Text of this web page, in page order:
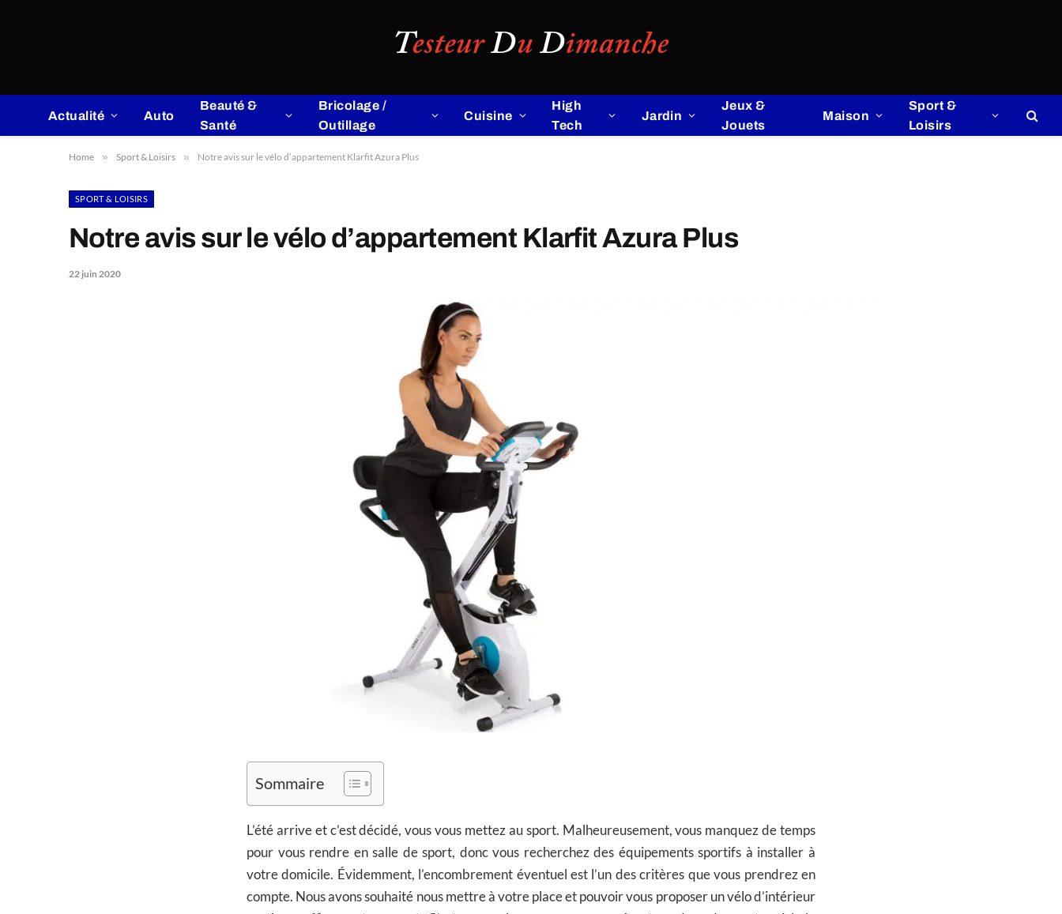
Actualité Auto
Beauté &
Santé
Bricolage /
Outillage
Cuisine
High
Tech
Jardin
Jeux &
Jouets
Maison
Sport &
Loisirs
Home » Sport & Loisirs » Notre avis sur le vélo d’appartement Klarfit Azura Plus
SPORT & LOISIRS
Notre avis sur le vélo d’appartement Klarfit Azura Plus
22 juin 2020
Sommaire
L’été arrive et c’est décidé, vous vous mettez au sport. Malheureusement, vous manquez de temps
pour vous rendre en salle de sport, donc vous recherchez des équipements sportifs à installer à
votre domicile. Évidemment, l’encombrement éventuel est l’un des critères que vous prendrez en
compte. Nous avons souhaité nous mettre à votre place et pouvoir vous proposer un vélo d’intérieur